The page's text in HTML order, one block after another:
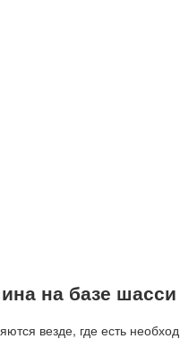
на базе
везде, где есть